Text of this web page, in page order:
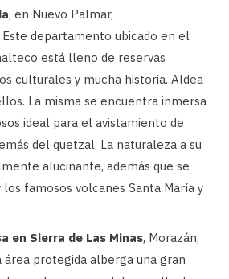
, en Nuevo Palmar,
departamento ubicado en el
está lleno de reservas
culturales y mucha historia. Aldea
La misma se encuentra inmersa
ideal para el avistamiento de
del quetzal. La naturaleza a su
alucinante, además que se
los famosos volcanes Santa María y
en Sierra de Las Minas, Morazán,
área protegida alberga una gran